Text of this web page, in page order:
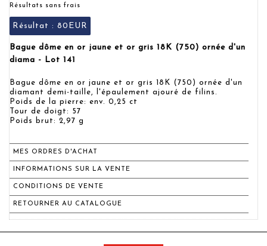
Résultats sans frais
Résultat : 80EUR
Bague dôme en or jaune et or gris 18K (750) ornée d'un
diama - Lot 141
Bague dôme en or jaune et or gris 18K (750) ornée d'un
diamant demi-taille, l'épaulement ajouré de filins.
Poids de la pierre: env. 0,25 ct
Tour de doigt: 57
Poids brut: 2,97 g
MES ORDRES D'ACHAT
INFORMATIONS SUR LA VENTE
CONDITIONS DE VENTE
RETOURNER AU CATALOGUE